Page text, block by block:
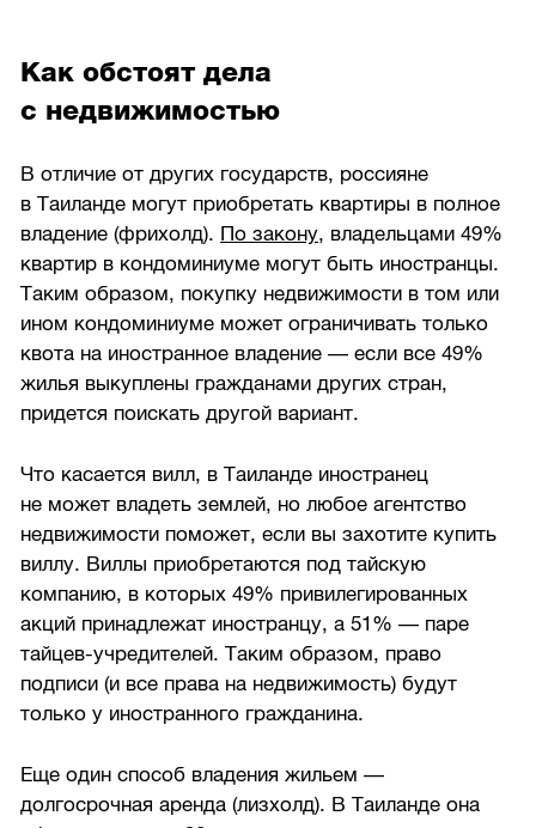
Как обстоят дела
с недвижимостью
В отличие от других государств, россияне
в Таиланде могут приобретать квартиры в полное
владение (фрихолд). По закону, владельцами 49%
квартир в кондоминиуме могут быть иностранцы.
Таким образом, покупку недвижимости в том или
ином кондоминиуме может ограничивать только
квота на иностранное владение — если все 49%
жилья выкуплены гражданами других стран,
придется поискать другой вариант.
Что касается вилл, в Таиланде иностранец
не может владеть землей, но любое агентство
недвижимости поможет, если вы захотите купить
виллу. Виллы приобретаются под тайскую
компанию, в которых 49% привилегированных
акций принадлежат иностранцу, а 51% — паре
тайцев-учредителей. Таким образом, право
подписи (и все права на недвижимость) будут
только у иностранного гражданина.
Еще один способ владения жильем —
долгосрочная аренда (лизхолд). В Таиланде она